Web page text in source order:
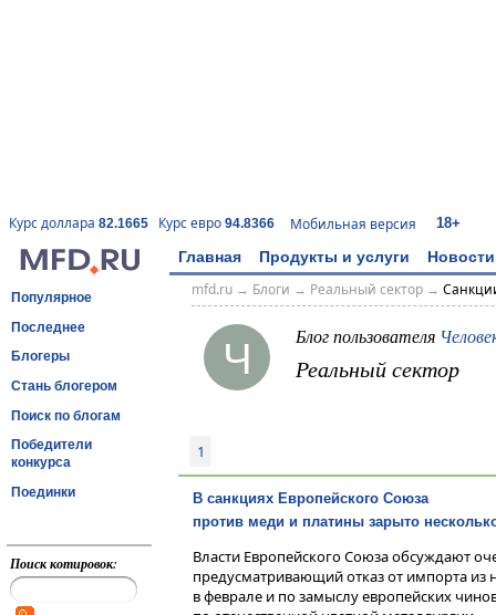
Курс доллара 82.1665 Курс евро 94.8366 Мобильная версия 18+
Главная Продукты и услуги Новости
Популярное
Последнее
Блогеры
Стань блогером
Поиск по блогам
Победители
конкурса
Поединки
Поиск котировок:
mfd.ru→ Блоги → Реальный сектор→
Ч Блог пользователя
Реальный сектор
1
В санкциях Европейского Союза
против меди и платины зарыто
Власти Европейского Союза обсуждают
предусматривающий отказ от импорта из
в феврале и по замыслу европейских